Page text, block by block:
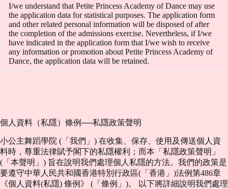
I/we understand that Petite Princess Academy of Dance may use
the application data for statistical purposes. The application form
and other related personal information will be disposed of after
the completion of the admissions exercise. Nevertheless, if I/we
have indicated in the application form that I/we wish to receive
any information or promotion about Petite Princess Academy of
Dance, the application data will be retained.
個人資料（私隱）條例──私隱政策聲明
小公主舞蹈學院 (「我們」) 在收集、保存、使用及傳送個人資
料時，尊重法律賦予閣下的私隱權利；而本「私隱政策聲明」
(「本聲明」) 旨在說明我們處理個人私隱的方法。我們的政策是
要遵守中華人民共和國香港特別行政區(「香港」)法例第486章
《個人資料(私隱) 條例》 (「條例」)。 以下將詳細說明我們處理